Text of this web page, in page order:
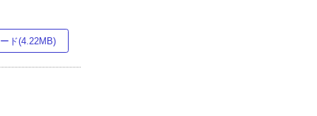
ド(4.22MB)